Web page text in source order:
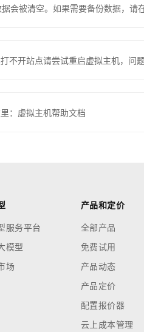
会被清空。如果需要备份数据，请
不开站点请尝试重启虚拟主机，问
：虚拟主机帮助文档